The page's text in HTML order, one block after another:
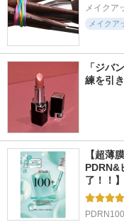
メイクア
メイクア
「ジバ
練を引
【超薄
PDRN&
了！！